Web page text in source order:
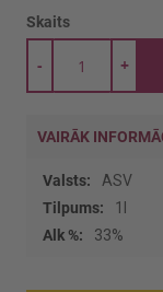
Skaits
+
-
VAIRĀK
Vairāk
informācijas
ASV
1l
33%